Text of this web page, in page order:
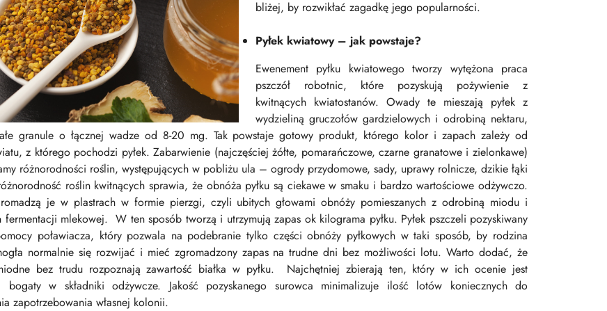
bliżej, by rozwikłać zagadkę jego popularności.
Pyłek kwiatowy – jak powstaje?
Ewenement pyłku kwiatowego tworzy wytężona praca
pszczół robotnic, które pozyskują pożywienie z
kwitnących kwiatostanów. Owady te mieszają pyłek z
wydzieliną gruczołów gardzielowych i odrobiną nektaru,
granule o łącznej wadze od 8-20 mg. Tak powstaje gotowy produkt, którego kolor i zapach zależy od
z którego pochodzi pyłek. Zabarwienie (najczęściej żółte, pomarańczowe, czarne granatowe i zielonkawe)
różnorodności roślin, występujących w pobliżu ula – ogrody przydomowe, sady, uprawy rolnicze, dzikie łąki
roślin kwitnących sprawia, że obnóża pyłku są ciekawe w smaku i bardzo wartościowe odżywczo.
je w plastrach w formie pierzgi, czyli ubitych głowami obnóży pomieszanych z odrobiną miodu i
fermentacji mlekowej. W ten sposób tworzą i utrzymują zapas ok kilograma pyłku. Pyłek pszczeli pozyskiwany
poławiacza, który pozwala na podebranie tylko części obnóży pyłkowych w taki sposób, by rodzina
normalnie się rozwijać i mieć zgromadzony zapas na trudne dni bez możliwości lotu. Warto dodać, że
bez trudu rozpoznają zawartość białka w pyłku. Najchętniej zbierają ten, który w ich ocenie jest
bogaty w składniki odżywcze. Jakość pozyskanego surowca minimalizuje ilość lotów koniecznych do
zapotrzebowania własnej kolonii.